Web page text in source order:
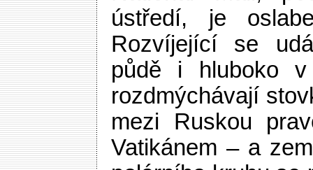
ústředí, je
Rozvíjející se
půdě i hluboko
rozdmýchávají
mezi Ruskou
Vatikánem – a